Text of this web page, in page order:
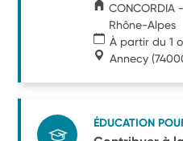
Rhône-Alpes
À partir du 1
Annecy
ÉDUCATION